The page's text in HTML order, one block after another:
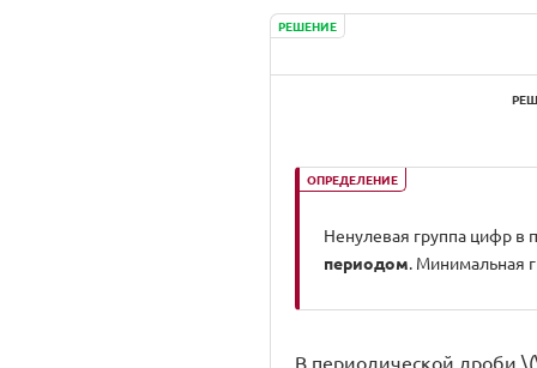
РЕШЕНИЕ
ОПРЕДЕЛЕНИЕ
Ненулевая группа цифр в
периодом. Минимальная
В периодической дроби